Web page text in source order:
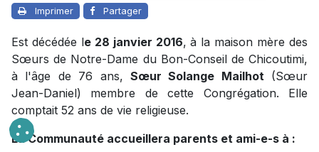
Imprimer Partager
Est décédée le 28 janvier 2016, à la maison mère des
Sœurs de Notre-Dame du Bon-Conseil de Chicoutimi,
à l'âge de 76 ans, Sœur Solange Mailhot(Sœur
Jean-Daniel) membre de cette Congrégation. Elle
comptait 52 ans de vie religieuse.
La Communauté accueillera parents et ami-e-s à :